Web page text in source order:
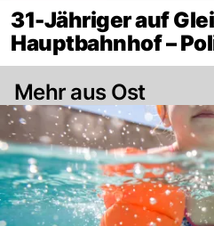
31-Jähriger auf
Hauptbahnhof –
Mehr aus Ost